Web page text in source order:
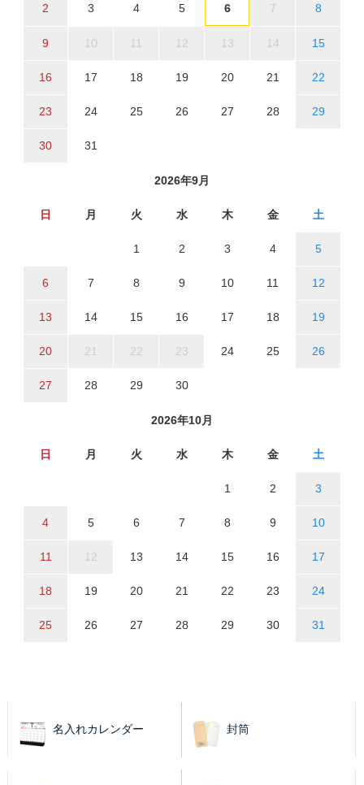
2 3 4 5 6 7 8
9 10 11 12 13 14 15
16 17 18 19 20 21 22
23 24 25 26 27 28 29
30 31
2026年9月
日 月 火 水 木 金 土
1 2 3 4 5
6 7 8 9 10 11 12
13 14 15 16 17 18 19
20 21 22 23 24 25 26
27 28 29 30
2026年10月
日 月 火 水 木 金 土
1 2 3
4 5 6 7 8 9 10
11 12 13 14 15 16 17
18 19 20 21 22 23 24
25 26 27 28 29 30 31
名入れカレンダー 封筒